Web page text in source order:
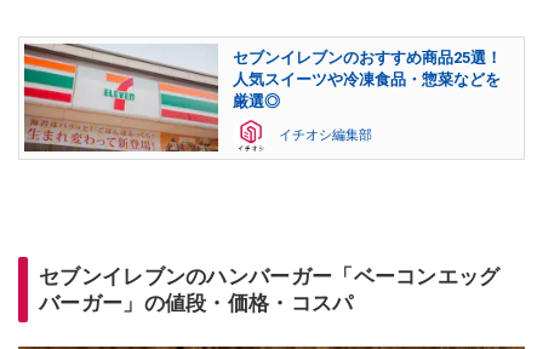
セブンイレブンのおすすめ商品25選！
人気スイーツや冷凍食品・惣菜などを
厳選◎
イチオシ編集部
セブンイレブンのハンバーガー「ベーコンエッグ
バーガー」の値段・価格・コスパ